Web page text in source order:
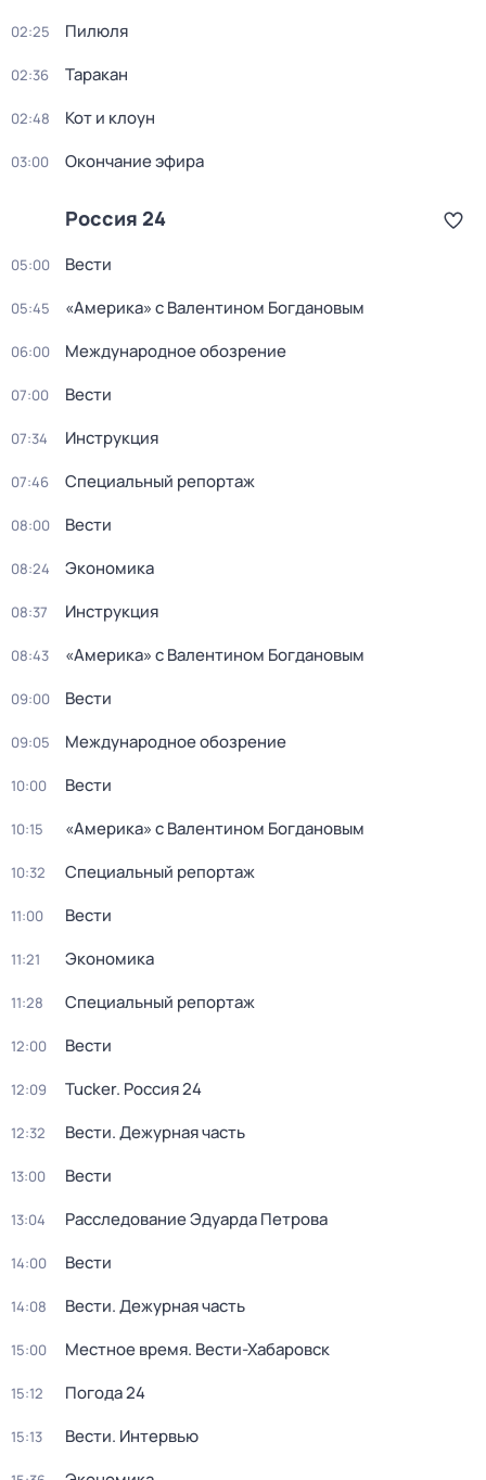
02:25 Пилюля
02:36 Таракан
02:48 Кот и клоун
03:00 Окончание эфира
Россия 24
05:00 Вести
05:45 «Америка» с Валентином Богдановым
06:00 Международное обозрение
07:00 Вести
07:34 Инструкция
07:46 Специальный репортаж
08:00 Вести
08:24 Экономика
08:37 Инструкция
08:43 «Америка» с Валентином Богдановым
09:00 Вести
09:05 Международное обозрение
10:00 Вести
10:15 «Америка» с Валентином Богдановым
10:32 Специальный репортаж
11:00 Вести
11:21 Экономика
11:28 Специальный репортаж
12:00 Вести
12:09 Tucker. Россия 24
12:32 Вести. Дежурная часть
13:00 Вести
13:04 Расследование Эдуарда Петрова
14:00 Вести
14:08 Вести. Дежурная часть
15:00 Местное время. Вести-Хабаровск
15:12 Погода 24
15:13 Вести. Интервью